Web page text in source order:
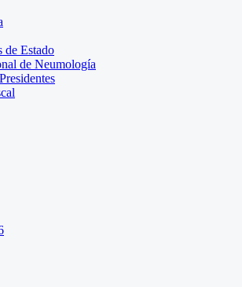
de Estado
de Neumología